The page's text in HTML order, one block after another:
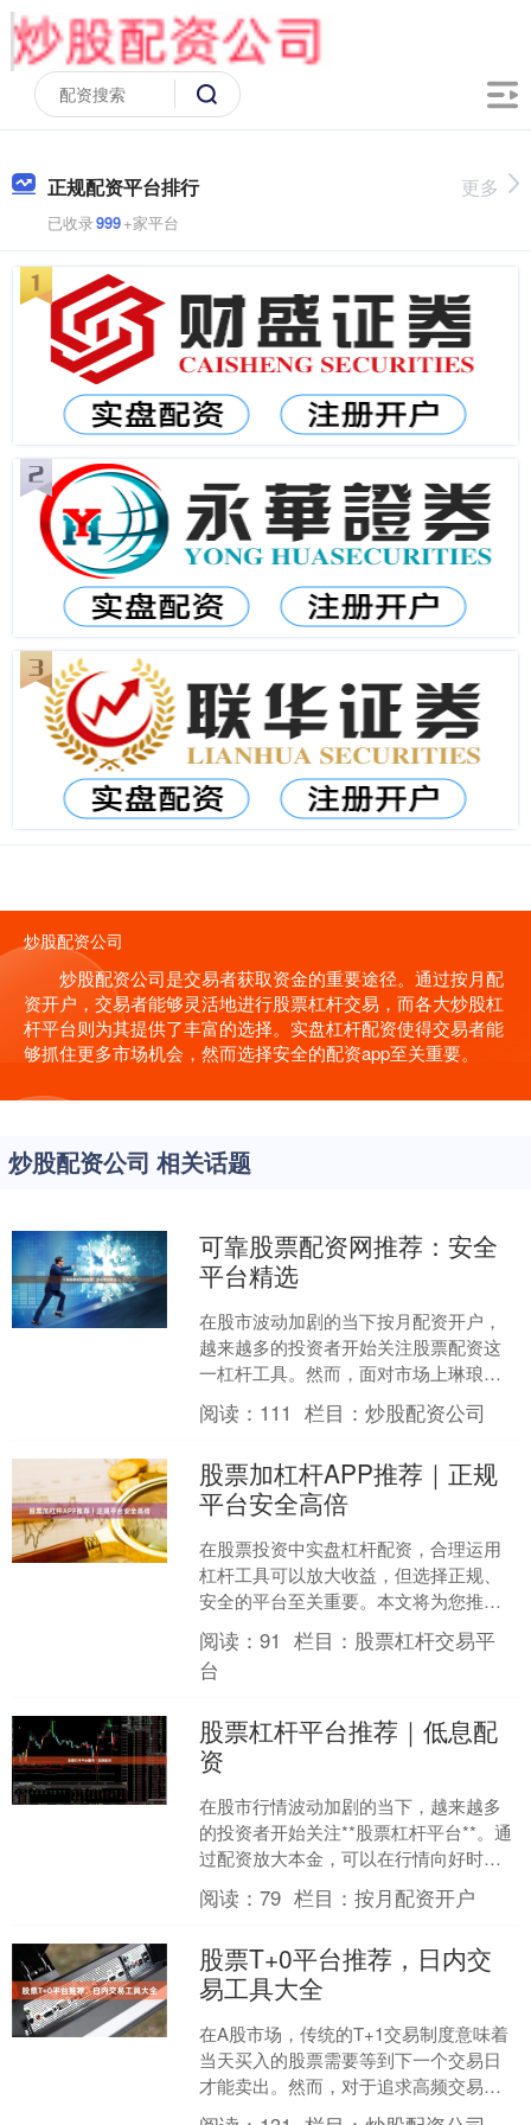
正规配资平台排行
已收录999+家平台
更多
炒股配资公司
炒股配资公司是交易者获取资金的重要途径。通过按月配
资开户，交易者能够灵活地进行股票杠杆交易，而各大炒股杠
杆平台则为其提供了丰富的选择。实盘杠杆配资使得交易者能
够抓住更多市场机会，然而选择安全的配资app至关重要。
炒股配资公司 相关话题
可靠股票配资网推荐：安全
平台精选
在股市波动加剧的当下按月配资开户，
越来越多的投资者开始关注股票配资这
一杠杆工具。然而，面对市场上琳琅满
目的配资平台，如何筛选出真正安全可
靠的平台，成为许多投资者....
阅读： 111 栏目：炒股配资公司
股票加杠杆APP推荐｜正规
平台安全高倍
在股票投资中实盘杠杆配资，合理运用
杠杆工具可以放大收益，但选择正规、
安全的平台至关重要。本文将为您推荐
几款经过市场验证的股票加杠杆APP，
帮助您在控制风险的前提....
阅读：91 栏目： 股票杠杆交易平
台
股票杠杆平台推荐｜低息配
资
在股市行情波动加剧的当下，越来越多
的投资者开始关注**股票杠杆平台**。通
过配资放大本金，可以在行情向好时获
得更高收益。但面对市场上众多的配资
平台，如何选择**....
阅读：79 栏目：按月配资开户
股票T+0平台推荐，日内交
易工具大全
在A股市场，传统的T+1交易制度意味着
当天买入的股票需要等到下一个交易日
才能卖出。然而，对于追求高频交易和
短线操作的投资者来说，“T+0”交易模式